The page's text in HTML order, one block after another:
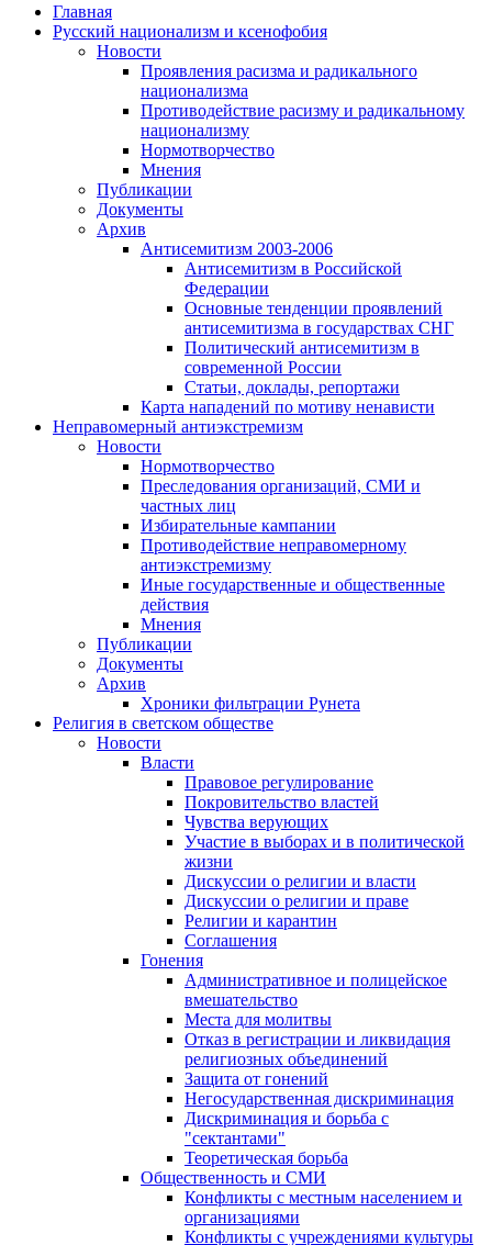
Главная
Русский национализм и ксенофобия
Новости
Проявления расизма и радикального
национализма
Противодействие расизму и радикальному
национализму
Нормотворчество
Мнения
Публикации
Документы
Архив
Антисемитизм 2003-2006
Антисемитизм в Российской
Федерации
Основные тенденции проявлений
антисемитизма в государствах СНГ
Политический антисемитизм в
современной России
Статьи, доклады, репортажи
Карта нападений по мотиву ненависти
Неправомерный антиэкстремизм
Новости
Нормотворчество
Преследования организаций, СМИ и
частных лиц
Избирательные кампании
Противодействие неправомерному
антиэкстремизму
Иные государственные и общественные
действия
Мнения
Публикации
Документы
Архив
Хроники фильтрации Рунета
Религия в светском обществе
Новости
Власти
Правовое регулирование
Покровительство властей
Чувства верующих
Участие в выборах и в политической
жизни
Дискуссии о религии и власти
Дискуссии о религии и праве
Религии и карантин
Соглашения
Гонения
Административное и полицейское
вмешательство
Места для молитвы
Отказ в регистрации и ликвидация
религиозных объединений
Защита от гонений
Негосударственная дискриминация
Дискриминация и борьба с
"сектантами"
Теоретическая борьба
Общественность и СМИ
Конфликты с местным населением и
организациями
Конфликты с учреждениями культуры